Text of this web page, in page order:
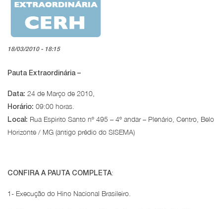
18/03/2010 - 18:15
Pauta Extraordinária –
Data: 24 de Março de 2010,
Horário: 09:00 horas.
Local: Rua Espirito Santo nº 495 – 4º andar – Plenário, Centro, Belo
Horizonte / MG (antigo prédio do SISEMA)
CONFIRA A PAUTA COMPLETA:
1- Execução do Hino Nacional Brasileiro.